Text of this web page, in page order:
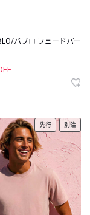
パブロ フェードパー
先行 別注